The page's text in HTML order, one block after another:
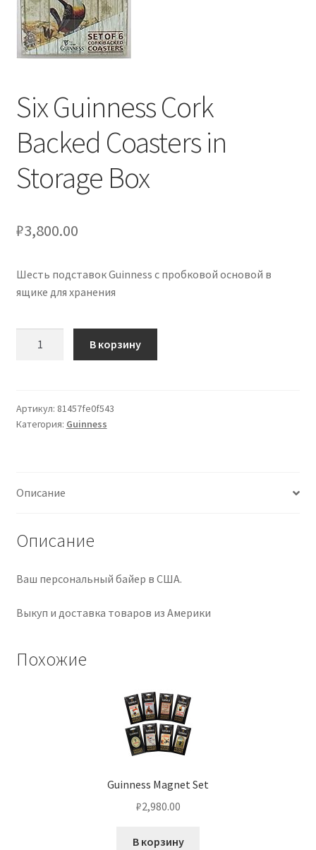
Услуги
Юр. лицам
Six Guinness Cork
Backed Coasters in
Storage Box
₽3,800.00
Шесть подставок Guinness с пробковой основой в
ящике для хранения
Cork
Backed
Box
В корзину
Артикул: 81457fe0f543
Категория: Guinness
Описание
Описание
Ваш персональный байер в США.
Выкуп и доставка товаров из Америки
Похожие
Guinness Magnet Set
₽2,980.00
В корзину